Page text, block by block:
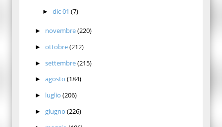
►dic 01(7)
► novembre(220)
► ottobre(212)
► settembre(215)
► agosto (184)
► luglio (206)
► giugno (226)